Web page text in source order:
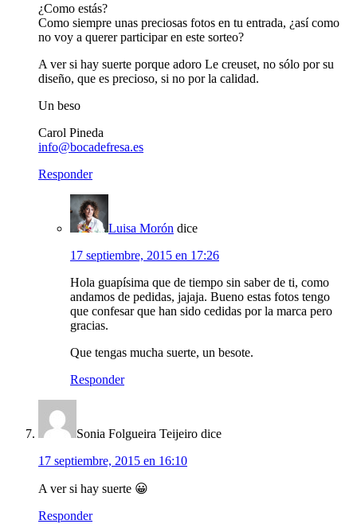
¿Como estás?
Como siempre unas preciosas fotos en tu entrada, ¿así como
no voy a querer participar en este sorteo?
A ver si hay suerte porque adoro Le creuset, no sólo por su
diseño, que es precioso, si no por la calidad.
Un beso
Carol Pineda
info@bocadefresa.es
Responder
Luisa Morón dice
17 septiembre, 2015 en 17:26
Hola guapísima que de tiempo sin saber de ti, como
andamos de pedidas, jajaja. Bueno estas fotos tengo
que confesar que han sido cedidas por la marca pero
gracias.
Que tengas mucha suerte, un besote.
Responder
Sonia Folgueira Teijeiro dice
17 septiembre, 2015 en 16:10
A ver si hay suerte 😀
Responder